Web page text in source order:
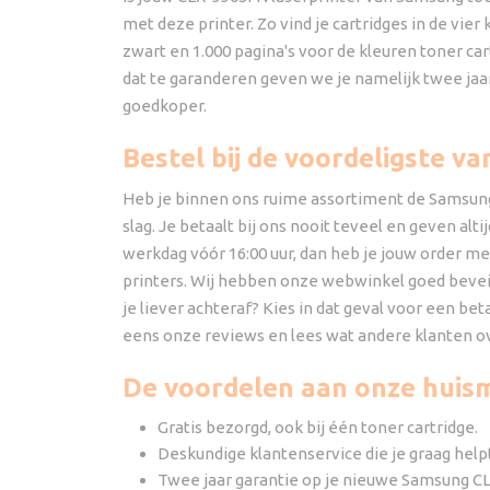
met deze printer. Zo vind je cartridges in de vier
zwart en 1.000 pagina's voor de kleuren toner
dat te garanderen geven we je namelijk twee
goedkoper.
Bestel bij de voordeligste
Heb je binnen ons ruime assortiment de
slag. Je betaalt bij ons nooit teveel en geven
werkdag vóór 16:00 uur, dan heb je jouw order
printers. Wij hebben onze webwinkel goed
je liever achteraf? Kies in dat geval voor een
eens onze reviews en lees wat andere klanten
De voordelen aan onze
Gratis bezorgd, ook bij één toner cartridge.
Deskundige klantenservice die je graag
Twee jaar garantie op je nieuwe Samsung